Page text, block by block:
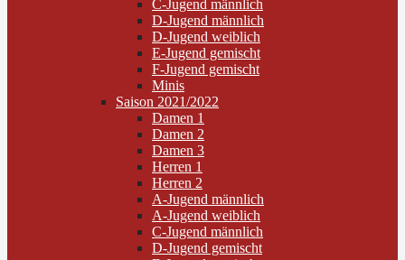
C-Jugend männlich
D-Jugend männlich
D-Jugend weiblich
E-Jugend gemischt
F-Jugend gemischt
Minis
Saison 2021/2022
Damen 1
Damen 2
Damen 3
Herren 1
Herren 2
A-Jugend männlich
A-Jugend weiblich
C-Jugend männlich
D-Jugend gemischt